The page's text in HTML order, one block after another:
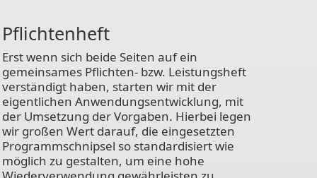
Pflichtenheft
Erst wenn sich beide Seiten auf ein
gemeinsames Pflichten- bzw. Leistungsheft
verständigt haben, starten wir mit der
eigentlichen Anwendungsentwicklung, mit
der Umsetzung der Vorgaben. Hierbei legen
wir großen Wert darauf, die eingesetzten
Programmschnipsel so standardisiert wie
möglich zu gestalten, um eine hohe